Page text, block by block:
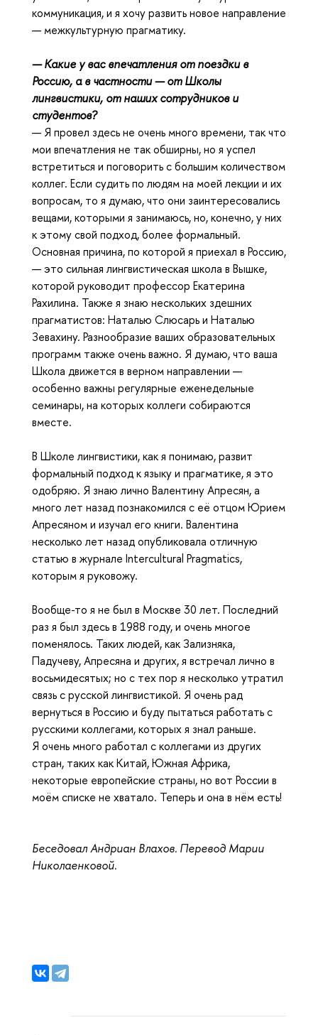
коммуникация, и я хочу развить новое направление
— межкультурную прагматику.
— Какие у вас впечатления от поездки в
Россию, а в частности — от Школы
лингвистики, от наших сотрудников и
студентов?
— Я провел здесь не очень много времени, так что
мои впечатления не так обширны, но я успел
встретиться и поговорить с большим количеством
коллег. Если судить по людям на моей лекции и их
вопросам, то я думаю, что они заинтересовались
вещами, которыми я занимаюсь, но, конечно, у них
к этому свой подход, более формальный.
Основная причина, по которой я приехал в Россию,
— это сильная лингвистическая школа в Вышке,
которой руководит профессор Екатерина
Рахилина. Также я знаю нескольких здешних
прагматистов: Наталью Слюсарь и Наталью
Зевахину. Разнообразие ваших образовательных
программ также очень важно. Я думаю, что ваша
Школа движется в верном направлении —
особенно важны регулярные еженедельные
семинары, на которых коллеги собираются
вместе.
В Школе лингвистики, как я понимаю, развит
формальный подход к языку и прагматике, я это
одобряю. Я знаю лично Валентину Апресян, а
много лет назад познакомился с её отцом Юрием
Апресяном и изучал его книги. Валентина
несколько лет назад опубликовала отличную
статью в журнале Intercultural Pragmatics,
которым я руковожу.
Вообще-то я не был в Москве 30 лет. Последний
раз я был здесь в 1988 году, и очень многое
поменялось. Таких людей, как Зализняка,
Падучеву, Апресяна и других, я встречал лично в
восьмидесятых; но с тех пор я несколько утратил
связь с русской лингвистикой. Я очень рад
вернуться в Россию и буду пытаться работать с
русскими коллегами, которых я знал раньше.
Я очень много работал с коллегами из других
стран, таких как Китай, Южная Африка,
некоторые европейские страны, но вот России в
моём списке не хватало. Теперь и она в нём есть!
Беседовал Андриан Влахов. Перевод Марии
Николаенковой.